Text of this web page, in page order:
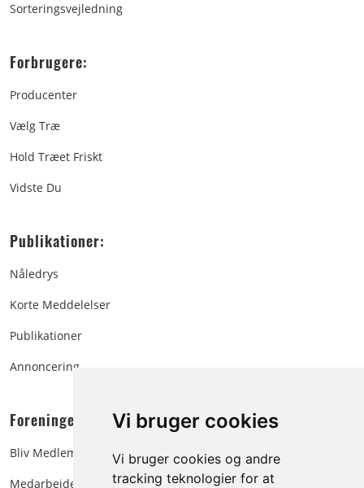
Vi bruger cookies
Vi bruger cookies og andre
tracking teknologier for at
Sorteringsvejledning
Forbrugere:
Producenter
Vælg Træ
Hold Træet Friskt
Vidste Du
Publikationer:
Nåledrys
Korte Meddelelser
Publikationer
Annoncering
Foreningen:
Bliv Medlem
Medarbejdere